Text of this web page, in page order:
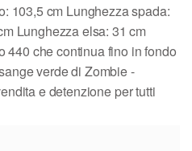
103,5 cm Lunghezza spada:
Lunghezza elsa: 31 cm
440 che continua fino in fondo
verde di Zombie -
e detenzione per tutti